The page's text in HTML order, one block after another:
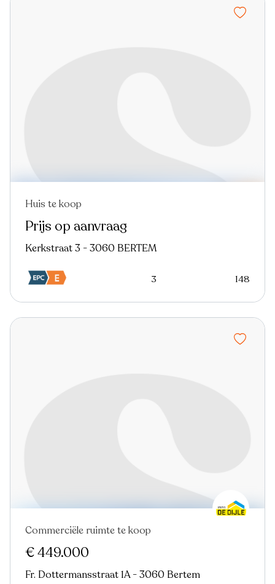
Huis te koop
Prijs op aanvraag
Kerkstraat 3 - 3060 BERTEM
3 148
Commerciële ruimte te koop
€ 449.000
Fr. Dottermansstraat 1A - 3060 Bertem